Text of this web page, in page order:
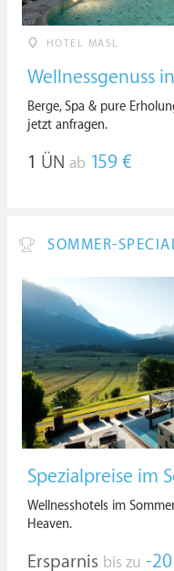
HOTEL MASL
Wellnessgenuss
Berge, Spa & pure
jetzt anfragen.
1 ÜN ab 159 €
SOMMER-
Spezialpreise im
Wellnesshotels im
Heaven.
Ersparnis bis zu -